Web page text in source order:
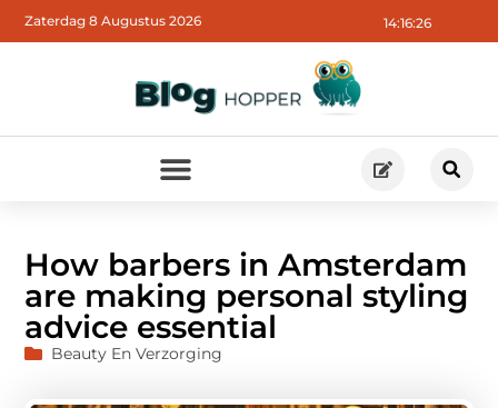
14:16:28
Zaterdag 8 Augustus 2026
How barbers in Amsterdam
are making personal styling
advice essential
Beauty En Verzorging